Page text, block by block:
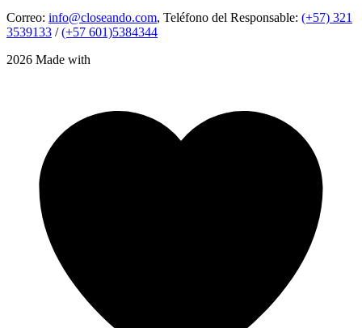
Correo: info@closeando.com, Teléfono del Responsable: (+57) 321
3539133 /(+57 601)5384344
2026 Made with